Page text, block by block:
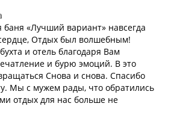
баня «Лучший вариант» навсегда
Отдых был волшебным!
и отель благодаря Вам
и бурю эмоций. В это
Снова и снова. Спасибо
Мы с мужем рады, что обратились
отдых для нас больше не